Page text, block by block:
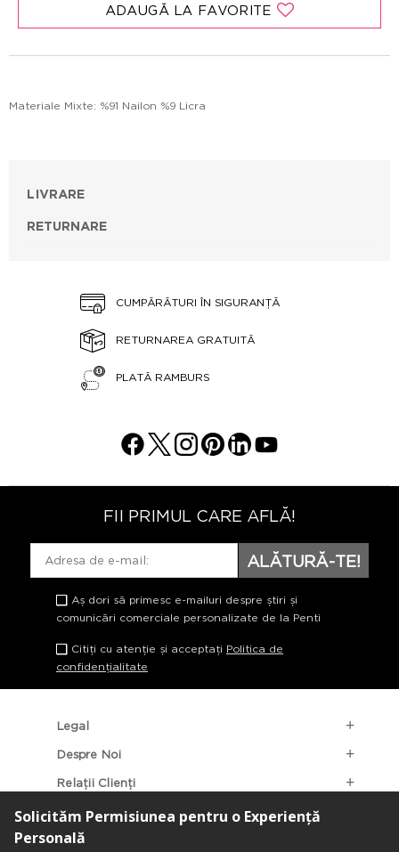
ADAUGĂ LA FAVORITE
Materiale Mixte: %91 Nailon %9 Licra
LIVRARE
RETURNARE
CUMPĂRĂTURI ÎN SIGURANȚĂ
RETURNAREA GRATUITĂ
PLATĂ RAMBURS
FII PRIMUL CARE AFLĂ!
ALĂTURĂ-TE!
Aș dori să primesc e-mailuri despre știri și
comunicări comerciale personalizate de la Penti
Citiți cu atenție și acceptați Politica de
confidențialitate
Legal
Despre Noi
Relații Clienți
Categorii Populare
Localizarea Magazinelor